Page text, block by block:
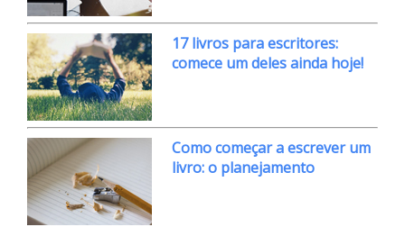
17 livros para escritores:
comece um deles ainda hoje!
Como começar a escrever um
livro: o planejamento